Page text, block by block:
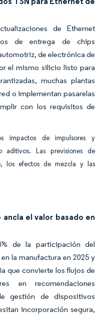
de Ethernet
de entrega de chips
de electrónica de
el mismo silicio listo para
muchas plantas
o implementan pasarelas
con los requisitos de
impactos de impulsores y
aditivos. Las previsiones de
los efectos de mezcla y las
el valor basado en
de la participación del
la manufactura en 2025 y
que convierte los flujos de
en recomendaciones
gestión de dispositivos
incorporación segura,